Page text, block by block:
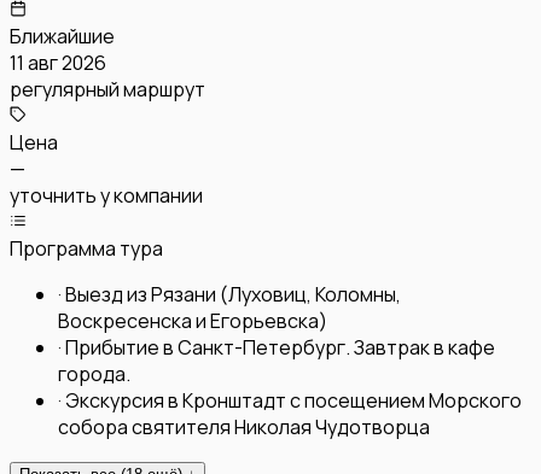
Ближайшие
11 авг 2026
регулярный маршрут
Цена
—
уточнить у компании
Программа тура
·Выезд из Рязани (Луховиц, Коломны,
Воскресенска и Егорьевска)
·Прибытие в Санкт-Петербург. Завтрак в кафе
города.
· Экскурсия в Кронштадт с посещением Морского
собора святителя Николая Чудотворца